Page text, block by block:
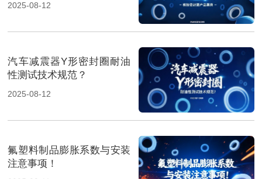
2025-08-12
汽车减震器Y形密封圈耐油
性测试技术规范？
2025-08-12
氟塑料制品膨胀系数与安装
注意事项！